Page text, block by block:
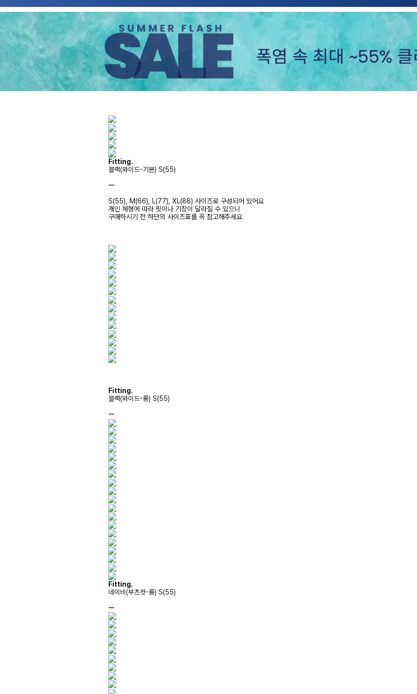
Fitting.
블랙(와이드-기본) S(55)
ㅡ
S(55), M(66), L(77), XL(88) 사이즈로 구성되어 있어요
개인 체형에 따라 핏이나 기장이 달라질 수 있으니
구매하시기 전 하단의 사이즈표를 꼭 참고해주세요
Fitting.
블랙(와이드-롱) S(55)
ㅡ
Fitting.
네이비(부츠컷-롱) S(55)
ㅡ